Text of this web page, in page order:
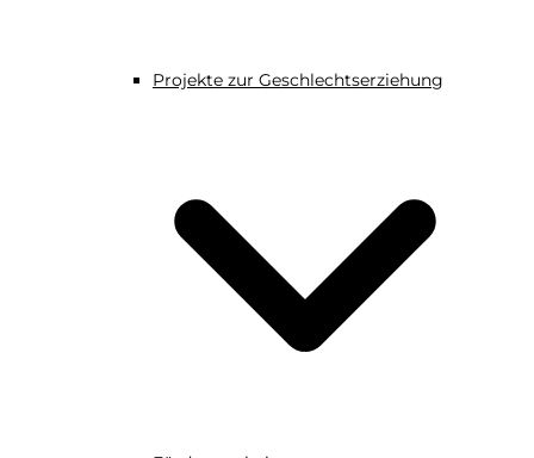
Projekte zur Geschlechtserziehung